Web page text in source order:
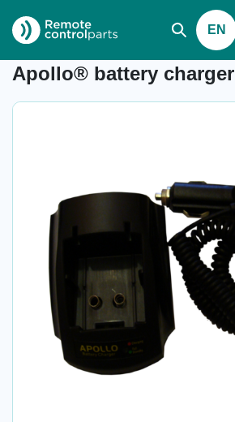
EN
Item number: 26.511
Apollo® battery charger